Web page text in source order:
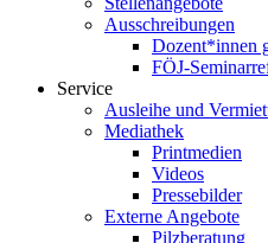
Ausschreibungen
Dozent*innen
FÖJ-
Service
Ausleihe und
Mediathek
Printmedien
Videos
Pressebilder
Externe Angebote
Pilzberatung